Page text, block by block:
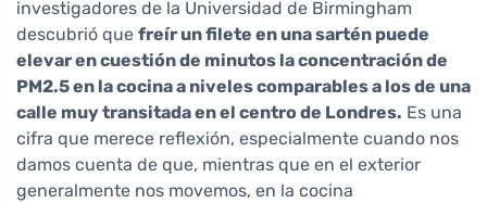
investigadores de la Universidad de Birmingham
descubrió que freír un filete en una sartén puede
elevar en cuestión de minutos la concentración de
PM2.5 en la cocina a niveles comparables a los de una
calle muy transitada en el centro de Londres. Es una
cifra que merece reflexión, especialmente cuando nos
damos cuenta de que, mientras que en el exterior
generalmente nos movemos, en la cocina